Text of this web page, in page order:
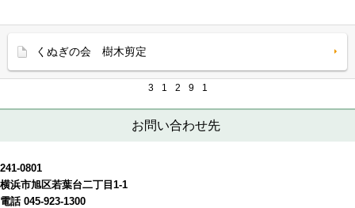
くぬぎの会 樹木剪定
3 1 2 9 1
お問い合わせ先
241-0801
横浜市旭区若葉台二丁目1-1
電話 045-923-1300